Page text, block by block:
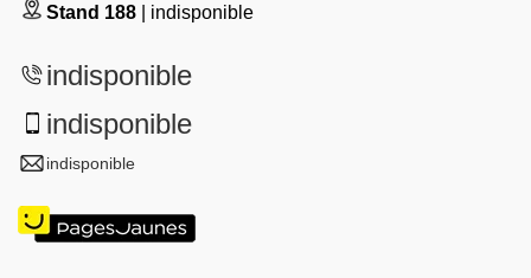
Stand 188 | indisponible
indisponible
indisponible
indisponible